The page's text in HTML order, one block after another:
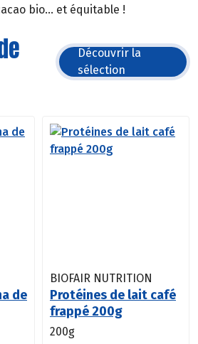
bio… et équitable !
Découvrir la
sélection
de
BIOFAIR NUTRITION
Protéines de lait café
frappé 200g
200g